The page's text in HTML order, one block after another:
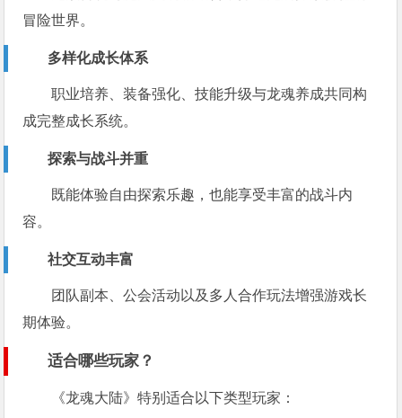
冒险世界。
多样化成长体系
职业培养、装备强化、技能升级与龙魂养成共同构
成完整成长系统。
探索与战斗并重
既能体验自由探索乐趣，也能享受丰富的战斗内
容。
社交互动丰富
团队副本、公会活动以及多人合作玩法增强游戏长
期体验。
适合哪些玩家？
《龙魂大陆》特别适合以下类型玩家：